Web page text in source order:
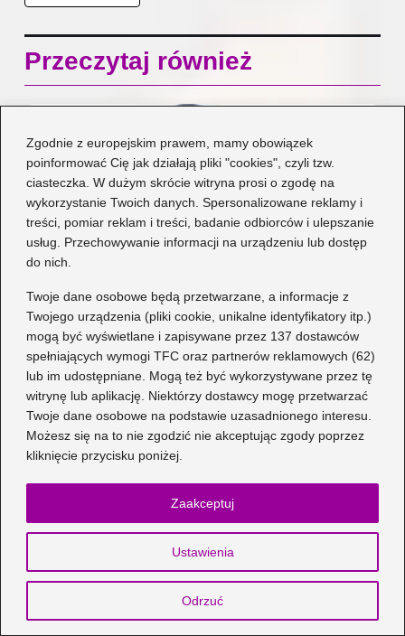
Zgodnie z europejskim prawem, mamy obowiązek
poinformować Cię jak działają pliki "cookies", czyli tzw.
ciasteczka. W dużym skrócie witryna prosi o zgodę na
wykorzystanie Twoich danych. Spersonalizowane reklamy i
treści, pomiar reklam i treści, badanie odbiorców i ulepszanie
usług. Przechowywanie informacji na urządzeniu lub dostęp
do nich.
Twoje dane osobowe będą przetwarzane, a informacje z
Twojego urządzenia (pliki cookie, unikalne identyfikatory itp.)
mogą być wyświetlane i zapisywane przez 137 dostawców
spełniających wymogi TFC oraz partnerów reklamowych (62)
lub im udostępniane. Mogą też być wykorzystywane przez tę
witrynę lub aplikację. Niektórzy dostawcy mogę przetwarzać
Twoje dane osobowe na podstawie uzasadnionego interesu.
Możesz się na to nie zgodzić nie akceptując zgody poprzez
kliknięcie przycisku poniżej.
Ustawienia
Odrzuć
Zaakceptuj
Przeczytaj również
Jak uszyć pieska: łatwy wzór i triki dla
początkujących
2026-08-03